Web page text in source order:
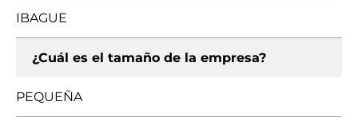
IBAGUE
¿Cuál es el tamaño de la empresa?
PEQUEÑA